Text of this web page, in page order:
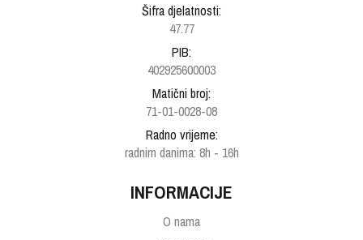
Šifra djelatnosti:
47.77
PIB:
402925600003
Matični broj:
71-01-0028-08
Radno vrijeme:
radnim danima: 8h - 16h
INFORMACIJE
O nama